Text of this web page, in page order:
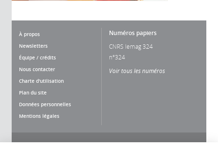
À propos
Newsletters
Équipe / crédits
Nous contacter
Charte d'utilisation
Plan du site
Données personnelles
Mentions légales
Numéros papiers
CNRS lemag 324
n°324
Voir tous les numéros